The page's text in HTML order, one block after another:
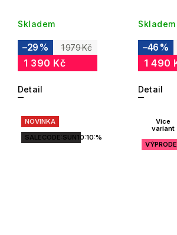
Skladem
1 979 Kč
–29 %
1 390 Kč
Detail
Skladem
–46 %
1 490
Detail
NOVINKA
SALECODE:SUN10:10:%
Více
variant